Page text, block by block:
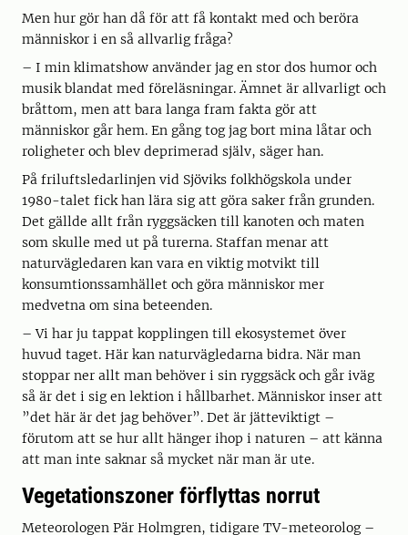
Men hur gör han då för att få kontakt med och beröra
människor i en så allvarlig fråga?
– I min klimatshow använder jag en stor dos humor och
musik blandat med föreläsningar. Ämnet är allvarligt och
bråttom, men att bara langa fram fakta gör att
människor går hem. En gång tog jag bort mina låtar och
roligheter och blev deprimerad själv, säger han.
På friluftsledarlinjen vid Sjöviks folkhögskola under
1980-talet fick han lära sig att göra saker från grunden.
Det gällde allt från ryggsäcken till kanoten och maten
som skulle med ut på turerna. Staffan menar att
naturvägledaren kan vara en viktig motvikt till
konsumtionssamhället och göra människor mer
medvetna om sina beteenden.
– Vi har ju tappat kopplingen till ekosystemet över
huvud taget. Här kan naturvägledarna bidra. När man
stoppar ner allt man behöver i sin ryggsäck och går iväg
så är det i sig en lektion i hållbarhet. Människor inser att
”det här är det jag behöver”. Det är jätteviktigt –
förutom att se hur allt hänger ihop i naturen – att känna
att man inte saknar så mycket när man är ute.
Vegetationszoner förflyttas norrut
Meteorologen Pär Holmgren, tidigare TV-meteorolog –